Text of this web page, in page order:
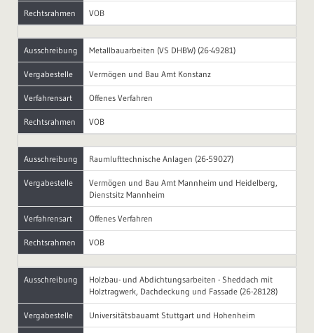
Rechtsrahmen VOB
Ausschreibung Metallbauarbeiten (VS DHBW) (26-49281)
Vergabestelle Vermögen und Bau Amt Konstanz
Verfahrensart Offenes Verfahren
Rechtsrahmen VOB
Ausschreibung Raumlufttechnische Anlagen (26-59027)
Vergabestelle
Vermögen und Bau Amt Mannheim und Heidelberg,
Dienstsitz Mannheim
Verfahrensart Offenes Verfahren
Rechtsrahmen VOB
Ausschreibung
Holzbau- und Abdichtungsarbeiten - Sheddach mit
Holztragwerk, Dachdeckung und Fassade (26-28128)
Vergabestelle Universitätsbauamt Stuttgart und Hohenheim